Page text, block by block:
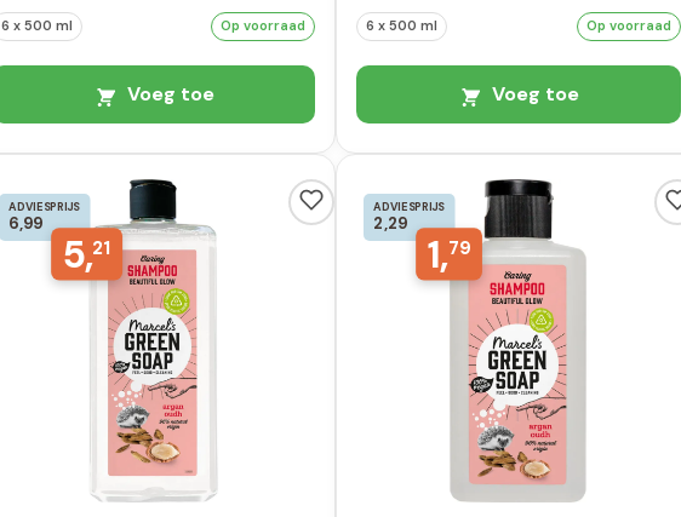
6 x 500 ml Op voorraad
Voeg toe
6 x 500 ml Op voorraad
Voeg toe
ADVIESPRIJS
6,99
5,21
ADVIESPRIJS
2,29
1,79